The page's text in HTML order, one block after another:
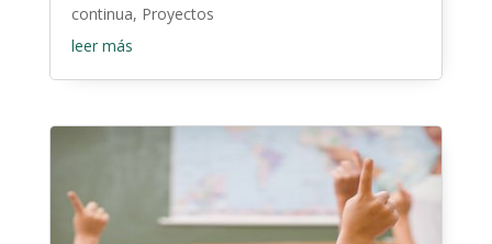
continua, Proyectos
leer más